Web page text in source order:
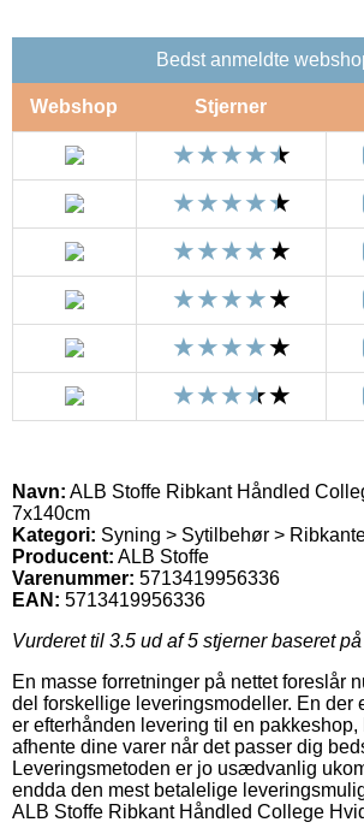
Bedst anmeldte
Webshop Stjerner
Navn: ALB Stoffe Ribkant Håndled
7x140cm
Kategori: Syning > Sytilbehør >
Producent: ALB Stoffe
Varenummer: 5713419956336
EAN: 5713419956336
Vurderet til 3.5 ud af 5 stjerner baseret på
En masse forretninger på nettet foreslår
del forskellige leveringsmodeller. En der
er efterhånden levering til en pakkeshop,
afhente dine varer når det passer dig
Leveringsmetoden er jo usædvanlig
endda den mest betalelige
ALB Stoffe Ribkant Håndled College